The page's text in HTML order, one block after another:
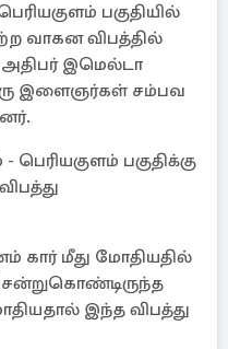
பகுதியில்
வாகன விபத்தில்
இமெல்டா
இளைஞர்கள் சம்பவ
பகுதிக்கு
மீது மோதியதில்
இந்த விபத்து